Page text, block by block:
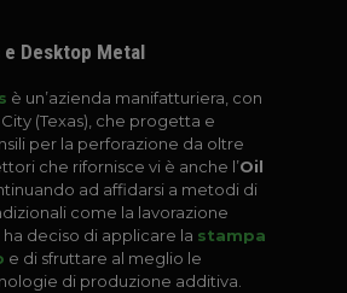
e Desktop Metal
è un’azienda manifatturiera, con
(Texas), che progetta e
per la perforazione da oltre
che rifornisce vi è anche l’Oil
ad affidarsi a metodi di
come la lavorazione
ha deciso di applicare la stampa
e di sfruttare al meglio le
di produzione additiva.